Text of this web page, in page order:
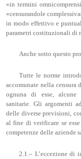
«in termini
«censurandole
in modo effettivo e
parametri costituzionali di
Anche sotto questo
Tutte le norme
accomunate nella
ognuna di esse, alcune
sanitarie. Gli argomenti
delle diverse previsioni,
al fine di verificare se
competenze delle aziende
2.1.– L’eccezione di